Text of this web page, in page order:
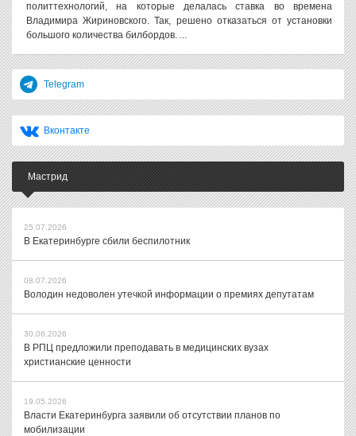
политтехнологий, на которые делалась ставка во времена
Владимира Жириновского. Так, решено отказаться от установки
большого количества билбордов. ...
Telegram
Вконтакте
Мастрид
25.07.2026
В Екатеринбурге сбили беспилотник
08.07.2026
Володин недоволен утечкой информации о премиях депутатам
30.06.2026
В РПЦ предложили преподавать в медицинских вузах
христианские ценности
19.05.2026
Власти Екатеринбурга заявили об отсутствии планов по
мобилизации